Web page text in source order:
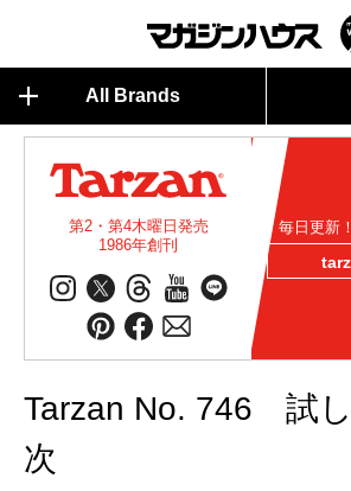
All Brands
第2・第4木曜日発売
1986年創刊
毎日更新
Tarzan No. 746 試
次